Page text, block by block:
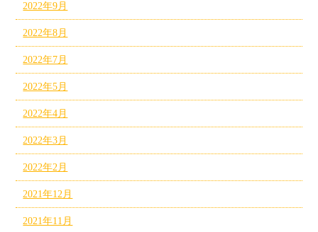
2022年9月
2022年8月
2022年7月
2022年5月
2022年4月
2022年3月
2022年2月
2021年12月
2021年11月